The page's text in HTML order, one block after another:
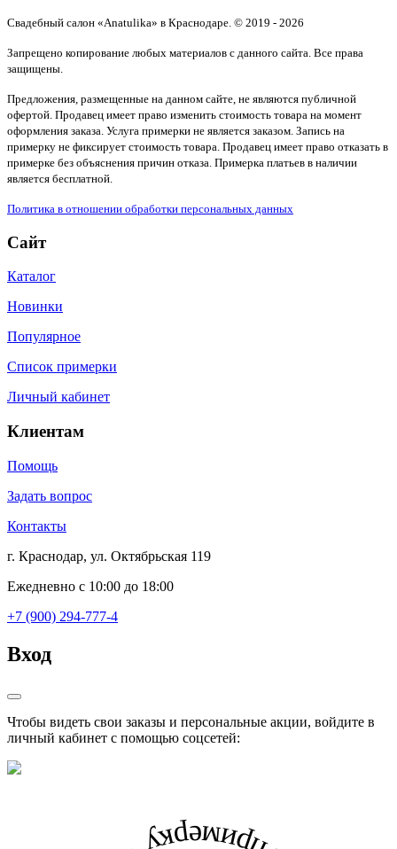
Свадебный салон «Anatulika» в Краснодаре. © 2019 - 2026
Запрещено копирование любых материалов с данного сайта. Все права
защищены.
Предложения, размещенные на данном сайте, не являются публичной
офертой. Продавец имеет право изменить стоимость товара на момент
оформления заказа. Услуга примерки не является заказом. Запись на
примерку не фиксирует стоимость товара. Продавец имеет право отказать в
примерке без объяснения причин отказа. Примерка платьев в наличии
является бесплатной.
Политика в отношении обработки персональных данных
Сайт
Каталог
Новинки
Популярное
Список примерки
Личный кабинет
Клиентам
Помощь
Задать вопрос
Контакты
г. Краснодар, ул. Октябрьская 119
Ежедневно с 10:00 до 18:00
+7 (900) 294-777-4
Вход
Чтобы видеть свои заказы и персональные акции, войдите в
личный кабинет с помощью соцсетей: